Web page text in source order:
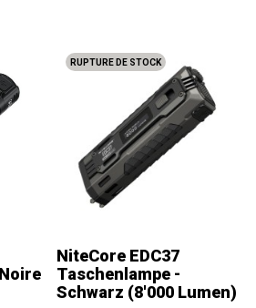
RUPTURE DE STOCK
NiteCore EDC37
Taschenlampe -
Schwarz (8'000 Lumen)